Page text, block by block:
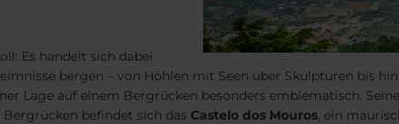
Es handelt sich dabei
bergen – von Höhlen mit Seen über Skulpturen bis
Lage auf einem Bergrücken besonders emblematisch.
befindet sich das Castelo dos Mouros, ein